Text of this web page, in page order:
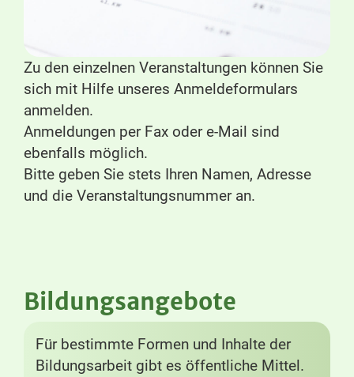
Zu den einzelnen Veranstaltungen können Sie
sich mit Hilfe unseres Anmeldeformulars
anmelden.
Anmeldungen per Fax oder e-Mail sind
ebenfalls möglich.
Bitte geben Sie stets Ihren Namen, Adresse
und die Veranstaltungsnummer an.
Bildungsangebote
Für bestimmte Formen und Inhalte der
Bildungsarbeit gibt es öffentliche Mittel.